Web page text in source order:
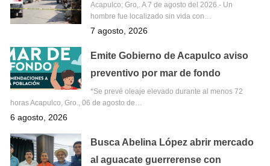
Acapulco; Gro,. A 7 de agosto del 2026.- Un
hombre fue localizado sin vida con…
7 agosto, 2026
Emite Gobierno de Acapulco aviso
preventivo por mar de fondo
*Se prevé oleaje elevado durante al menos 72
horas Acapulco, Gro., 06 de agosto de…
6 agosto, 2026
Busca Abelina López abrir mercado
al aguacate guerrerense con